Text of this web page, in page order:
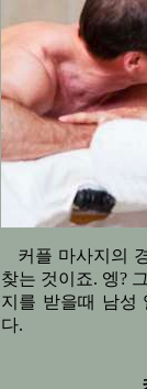
커플 마사지의
찾는 것이죠. 엥?
지를 받을때 남성
다.